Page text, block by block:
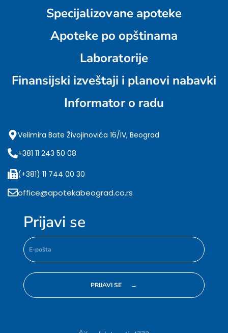
Specijalizovane apoteke
Apoteke po opštinama
Laboratorije
Finansijski izveštaji i planovi nabavki
Informator o radu
Velimira Bate Živojinovića 16/IV, Beograd
+381 11 243 50 08
(+381) 11 744 00 30
office@apotekabeograd.co.rs
Prijavi se